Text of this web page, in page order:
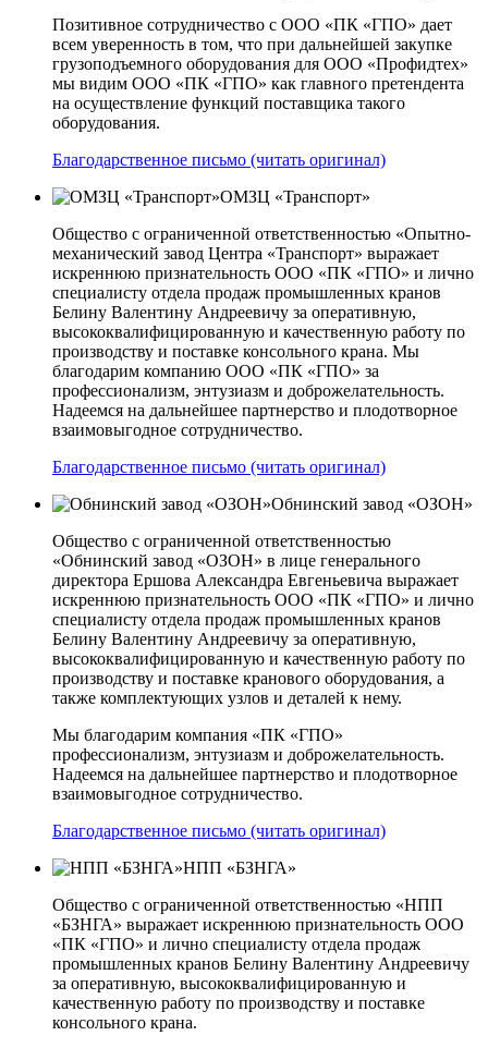
Позитивное сотрудничество с ООО «ПК «ГПО» дает
всем уверенность в том, что при дальнейшей закупке
грузоподъемного оборудования для ООО «Профидтех»
мы видим ООО «ПК «ГПО» как главного претендента
на осуществление функций поставщика такого
оборудования.
Благодарственное письмо (читать оригинал)
ОМЗЦ «Транспорт»
Общество с ограниченной ответственностью «Опытно-
механический завод Центра «Транспорт» выражает
искреннюю признательность ООО «ПК «ГПО» и лично
специалисту отдела продаж промышленных кранов
Белину Валентину Андреевичу за оперативную,
высококвалифицированную и качественную работу по
производству и поставке консольного крана. Мы
благодарим компанию ООО «ПК «ГПО» за
профессионализм, энтузиазм и доброжелательность.
Надеемся на дальнейшее партнерство и плодотворное
взаимовыгодное сотрудничество.
Благодарственное письмо (читать оригинал)
Обнинский завод «ОЗОН»
Общество с ограниченной ответственностью
«Обнинский завод «ОЗОН» в лице генерального
директора Ершова Александра Евгеньевича выражает
искреннюю признательность ООО «ПК «ГПО» и лично
специалисту отдела продаж промышленных кранов
Белину Валентину Андреевичу за оперативную,
высококвалифицированную и качественную работу по
производству и поставке кранового оборудования, а
также комплектующих узлов и деталей к нему.
Мы благодарим компания «ПК «ГПО»
профессионализм, энтузиазм и доброжелательность.
Надеемся на дальнейшее партнерство и плодотворное
взаимовыгодное сотрудничество.
Благодарственное письмо (читать оригинал)
НПП «БЗНГА»
Общество с ограниченной ответственностью «НПП
«БЗНГА» выражает искреннюю признательность ООО
«ПК «ГПО» и лично специалисту отдела продаж
промышленных кранов Белину Валентину Андреевичу
за оперативную, высококвалифицированную и
качественную работу по производству и поставке
консольного крана.